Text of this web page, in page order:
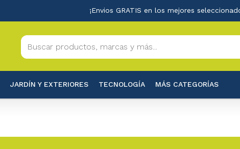
¡Envios GRATIS en los mejores
JARDÍN Y EXTERIORES TECNOLOGÍA MÁS CATEGORÍAS